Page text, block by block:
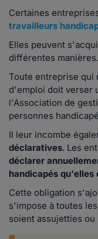
Certaines
travailleurs
Elles peuvent
différentes manières.
Toute entreprise qui
d'emploi doit verser
l'Association de
personnes
Il leur incombe
déclaratives. Les
déclarer
handicapés qu'elles
Cette obligation
s'impose à toutes
soient assujetties